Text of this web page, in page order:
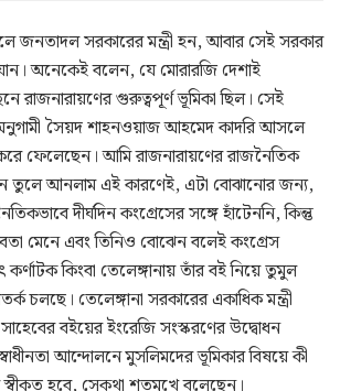
জনতাদল সরকারের মন্ত্রী হন, আবার সেই সরকার
অনেকেই বলেন, যে মোরারজি দেশাই
রাজনারায়ণের গুরুত্বপূর্ণ ভূমিকা ছিল। সেই
অনুগামী সৈয়দ শাহনওয়াজ আহমেদ কাদরি আসলে
ফেলেছেন। আমি রাজনারায়ণের রাজনৈতিক
তুলে আনলাম এই কারণেই, এটা বোঝানোর জন্য,
দীর্ঘদিন কংগ্রেসের সঙ্গে হাঁটেননি, কিন্তু
মেনে এবং তিনিও বোঝেন বলেই কংগ্রেস
কর্ণাটক কিংবা তেলেঙ্গানায় তাঁর বই নিয়ে তুমুল
চলছে। তেলেঙ্গানা সরকারের একাধিক মন্ত্রী
বইয়ের ইংরেজি সংস্করণের উদ্বোধন
আন্দোলনে মুসলিমদের ভূমিকার বিষয়ে কী